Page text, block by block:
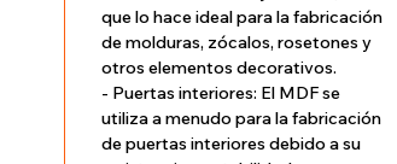
que lo hace ideal para la fabricación
de molduras, zócalos, rosetones y
otros elementos decorativos.
- Puertas interiores: El MDF se
utiliza a menudo para la fabricación
de puertas interiores debido a su